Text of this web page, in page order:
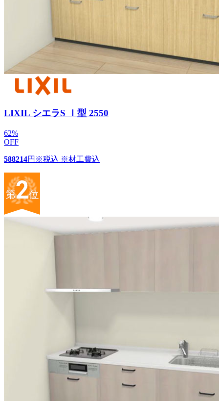
LIXIL シエラS Ｉ型 2550
62%
OFF
588214円 ※税込 ※材工費込